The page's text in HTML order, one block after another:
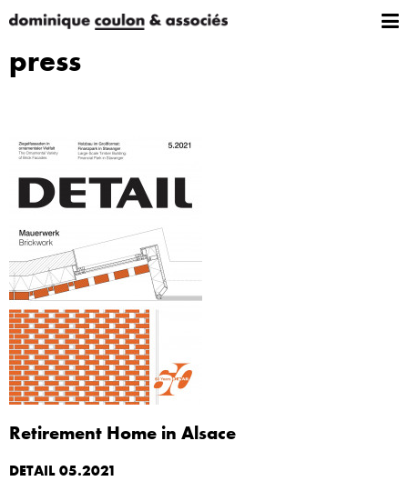
press
Retirement Home in Alsace
DETAIL 05.2021